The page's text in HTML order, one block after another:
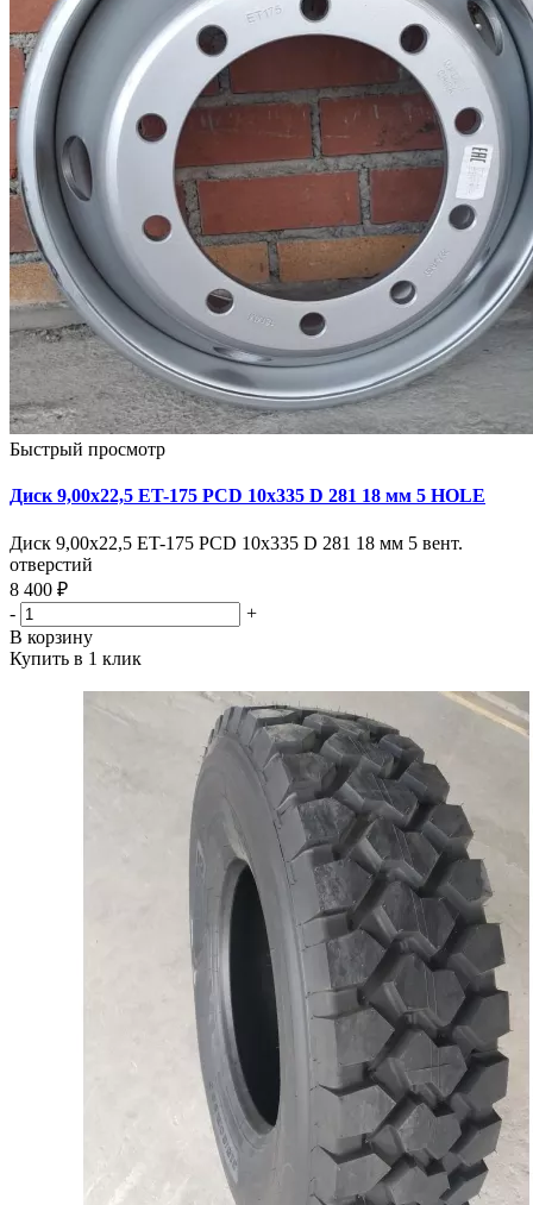
Быстрый просмотр
Диск 9,00х22,5 ET-175 PCD 10x335 D 281 18 мм 5 HOLE
Диск 9,00х22,5 ET-175 PCD 10x335 D 281 18 мм 5 вент.
отверстий
8 400 ₽
-
+
В корзину
Купить в 1 клик